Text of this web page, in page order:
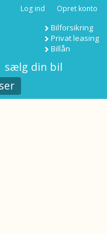
Log ind Opret konto
Bilforsikring
Privat leasing
Billån
sælg din bil